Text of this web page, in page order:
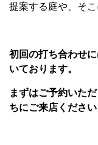
提案する庭や、そ
初回の打ち合わせ
いております。
まずはご予約いた
ちにご来店ください